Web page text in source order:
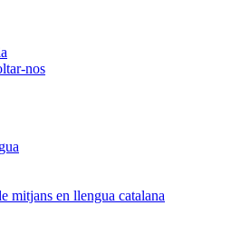
nos
mitjans en llengua catalana